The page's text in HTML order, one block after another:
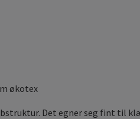
økotex
Det egner seg fint til